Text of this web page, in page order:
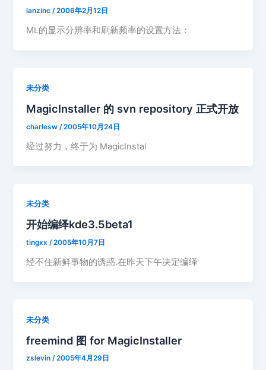
lanzinc/2006年2月12日
ML的显示分辨率和刷新频率的设置方法：
未分类
MagicInstaller 的 svn repository 正式开放
charlesw /2005年10月24日
经过努力，终于为 MagicInstal
未分类
开始编绎kde3.5beta1
tingxx/2005年10月7日
经不住新鲜事物的诱惑.在昨天下午决定编绎
未分类
freemind 图 for MagicInstaller
zslevin/2005年4月29日